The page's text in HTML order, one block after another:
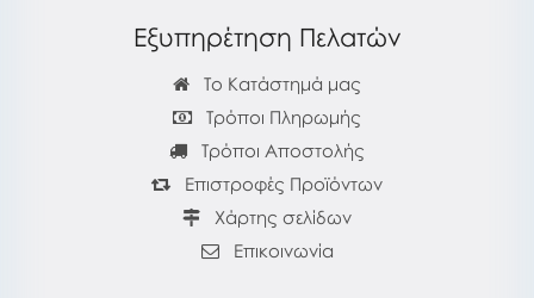
Εξυπηρέτηση Πελατών
Το Κατάστημά μας
Τρόποι Πληρωμής
Τρόποι Αποστολής
Επιστροφές Προϊόντων
Χάρτης σελίδων
Επικοινωνία